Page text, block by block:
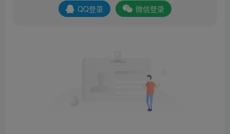
QQ登录 微信登录